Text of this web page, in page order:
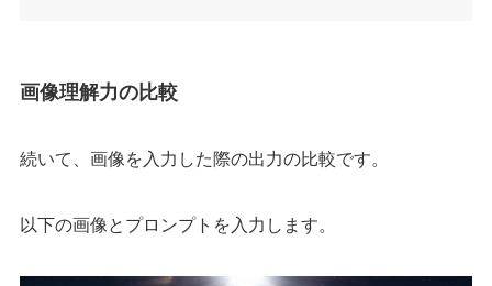
画像理解力の比較
続いて、画像を入力した際の出力の比較です。
以下の画像とプロンプトを入力します。